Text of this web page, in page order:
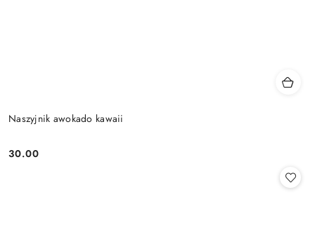
Naszyjnik awokado kawaii
Cena:
30.00